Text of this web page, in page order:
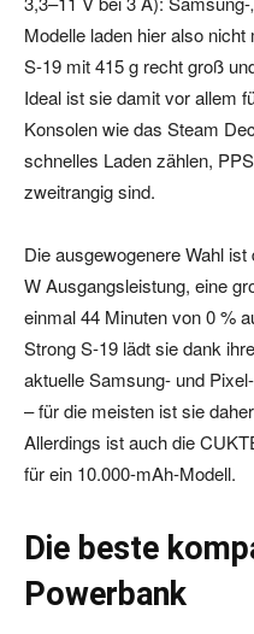
Modelle laden hier also
S-19 mit 415 g recht groß
Ideal ist sie damit vor allem
Konsolen wie das Steam
schnelles Laden zählen,
zweitrangig sind.
Die ausgewogenere Wahl ist
W Ausgangsleistung, eine
einmal 44 Minuten von 0 %
Strong S-19 lädt sie dank
aktuelle Samsung- und
– für die meisten ist sie
Allerdings ist auch die
für ein 10.000-mAh-Modell.
Die beste
Powerbank